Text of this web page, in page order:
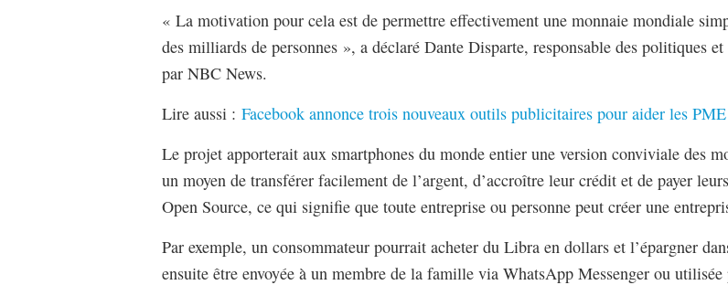
« La motivation pour cela est de permettre effectivement une monnaie mondiale
des milliards de personnes », a déclaré Dante Disparte, responsable des politiques
par NBC News.
Lire aussi : Facebook annonce trois nouveaux outils publicitaires pour aider les PME
Le projet apporterait aux smartphones du monde entier une version conviviale des
un moyen de transférer facilement de l’argent, d’accroître leur crédit et de payer
Open Source, ce qui signifie que toute entreprise ou personne peut créer une
Par exemple, un consommateur pourrait acheter du Libra en dollars et l’épargner
ensuite être envoyée à un membre de la famille via WhatsApp Messenger ou